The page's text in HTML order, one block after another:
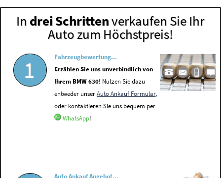
In drei Schrittenverkaufen Sie Ihr
Auto zum Höchstpreis!
1
Fahrzeugbewertung...
Erzählen Sie uns unverbindlich von
Ihrem BMW 630! Nutzen Sie dazu
entweder unserAuto Ankauf Formular,
oder kontaktieren Sie uns bequem per
WhatsApp!
Auto Ankauf Angebot...